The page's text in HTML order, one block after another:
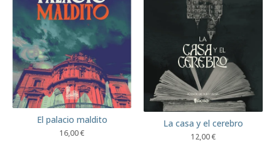
El palacio maldito
16,00€
La casa y el cerebro
12,00€